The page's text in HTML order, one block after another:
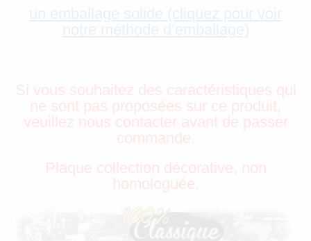
un emballage solide (cliquez pour voir
notre méthode d’emballage)
Si vous souhaitez des caractéristiques qui
ne sont pas proposées sur ce produit,
veuillez nous contacter avant de passer
commande.
Plaque collection décorative, non
homologuée.